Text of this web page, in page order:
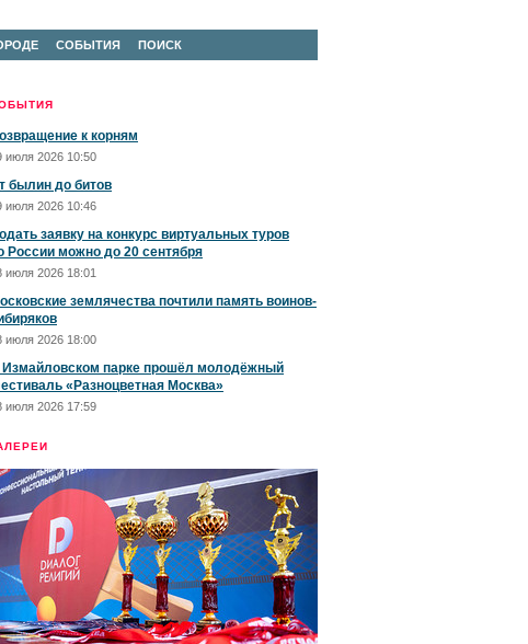
СОБЫТИЯ ПОИСК
к корням
июля 2026 10:50
былин до битов
июля 2026 10:46
заявку на конкурс виртуальных туров
России можно до 20 сентября
июля 2026 18:01
землячества почтили память воинов-
июля 2026 18:00
Измайловском парке прошёл молодёжный
«Разноцветная Москва»
июля 2026 17:59